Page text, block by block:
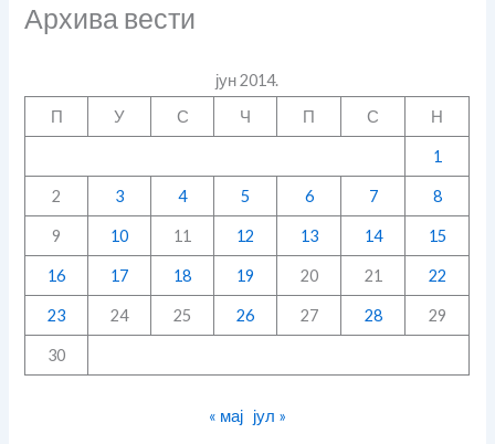
Архива вести
јун 2014.
П
У С Ч П С Н
1
2 3 4 5 6 7 8
9 10 11 12 13 14 15
16 17 18 19 20 21 22
23 24 25 26 27 28 29
30
« мај јул »